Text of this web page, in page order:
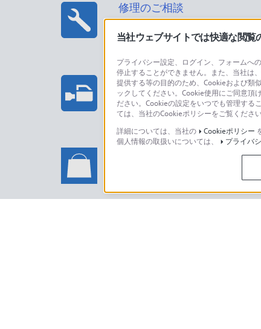
修理のご相談
プロフェッショナル/業務用
法人のお客様はこちら
ソニーストアでのお買い物
ソニーストアのご利用方法・サ
当社ウェブサイトでは快適な閲覧
プライバシー設定、ログイン、フォームへ
停止することができません。また、当社は
提供する等の目的のため、Cookieおよび類
ックしてください。Cookie使用にご同意頂
ださい。Cookieの設定をいつでも管理する
ては、当社のCookieポリシーをご覧くださ
詳細については、当社の
Cookieポリシー
個人情報の取扱いについては、
プライバ